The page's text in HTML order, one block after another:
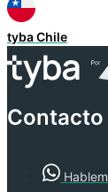
tyba Chile
Contacto